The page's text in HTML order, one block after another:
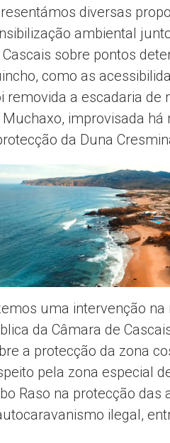
diversas
ambiental
sobre pontos
como as
removida a escadaria de
Muchaxo, improvisada há
da Duna
uma intervenção na
da Câmara de
a protecção da zona
pela zona especial
Raso na protecção das
ilegal,